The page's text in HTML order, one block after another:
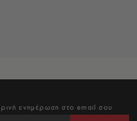
ενημέρωση στο email σου